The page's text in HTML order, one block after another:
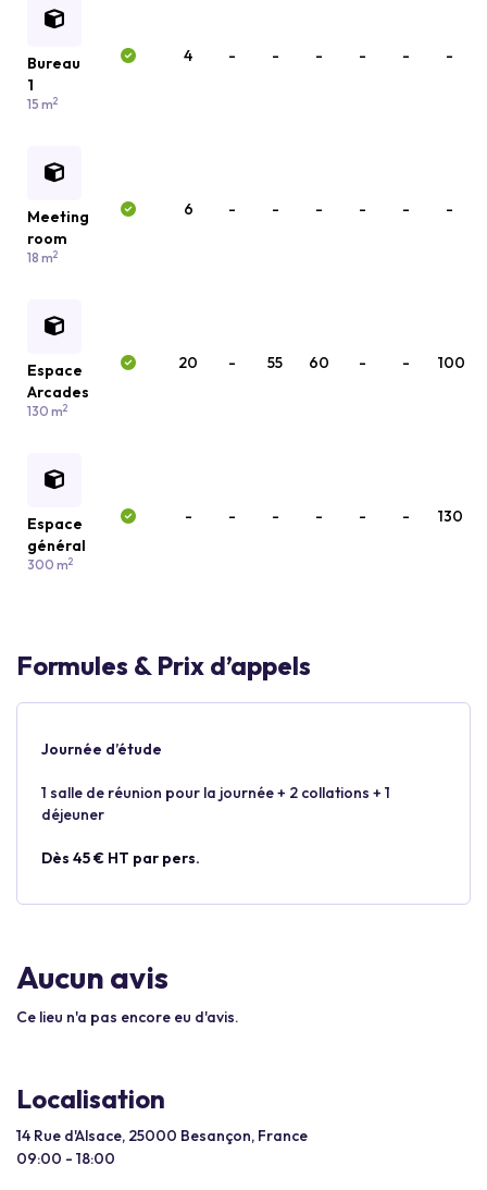
Bureau
1
15 m2
4 - - - - - -
Meeting
room
18 m2
6 - - - - - -
Espace
Arcades
130 m2
20 - 55 60 - - 100
Espace
général
300 m2
- - - - - - 130
Formules & Prix d’appels
Journée d’étude
1 salle de réunion pour la journée + 2 collations + 1
déjeuner
Dès 45 € HT par pers.
Aucun avis
Ce lieu n'a pas encore eu d'avis.
Localisation
14 Rue d'Alsace, 25000 Besançon, France
09:00 - 18:00